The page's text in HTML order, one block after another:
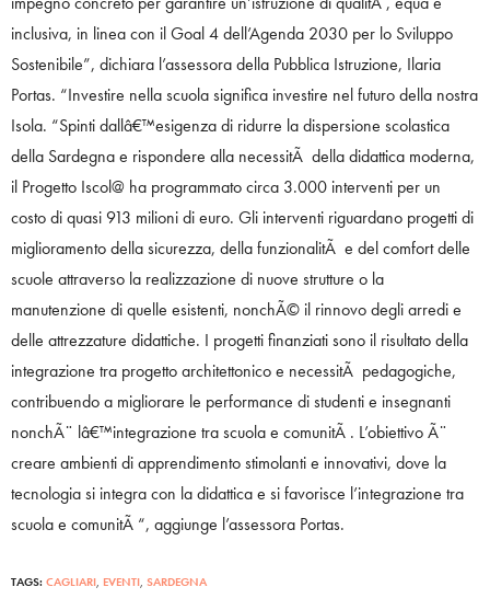
inclusiva, in linea con il Goal 4 dell’Agenda 2030 per lo Sviluppo
Sostenibile”, dichiara l’assessora della Pubblica Istruzione, Ilaria
Portas. “Investire nella scuola significa investire nel futuro della nostra
Isola. “Spinti dallâ€™esigenza di ridurre la dispersione scolastica
della Sardegna e rispondere alla necessitÃ della didattica moderna,
il Progetto Iscol@ ha programmato circa 3.000 interventi per un
costo di quasi 913 milioni di euro. Gli interventi riguardano progetti di
miglioramento della sicurezza, della funzionalitÃ e del comfort delle
scuole attraverso la realizzazione di nuove strutture o la
manutenzione di quelle esistenti, nonchÃ© il rinnovo degli arredi e
delle attrezzature didattiche. I progetti finanziati sono il risultato della
integrazione tra progetto architettonico e necessitÃ pedagogiche,
contribuendo a migliorare le performance di studenti e insegnanti
nonchÃ¨ lâ€™integrazione tra scuola e comunitÃ . L’obiettivo Ã¨
creare ambienti di apprendimento stimolanti e innovativi, dove la
tecnologia si integra con la didattica e si favorisce l’integrazione tra
scuola e comunitÃ “, aggiunge l’assessora Portas.
TAGS: CAGLIARI EVENTI SARDEGNA